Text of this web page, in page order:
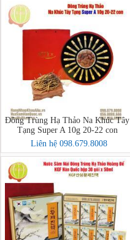
Đông Trùng Hạ Thảo Na Khúc Tây
Tạng Super A 10g 20-22 con
Liên hệ 098.679.8008